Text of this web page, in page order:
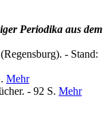
Periodika aus dem
- Stand:
Mehr
- 92 S. Mehr